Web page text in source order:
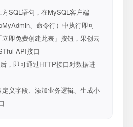
方SQL语句，在MySQL客户端
、命令行）中执行即可
立即免费创建此表」按钮，果创云
API接口
，即可通过HTTP接口对数据进
定义字段、添加业务逻辑、生成小